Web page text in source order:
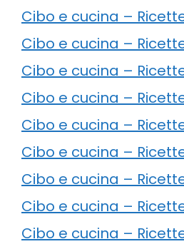
Cibo e cucina –
Cibo e cucina –
Cibo e cucina –
Cibo e cucina –
Cibo e cucina –
Cibo e cucina –
Cibo e cucina –
Cibo e cucina –
Cibo e cucina –